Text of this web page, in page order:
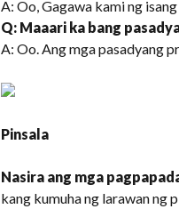
A: Oo, Gagawa kami ng
Q: Maaari ka bang
A: Oo. Ang mga pasadyang
Pinsala
Nasira ang mga
kang kumuha ng larawan ng